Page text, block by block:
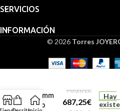
SERVICIOS
INFORMACIÓN
© 2026 Torres
Medalla
22 mm
Oro
763,61€
687,25€
Hay